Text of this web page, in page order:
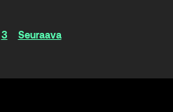
3 Seuraava